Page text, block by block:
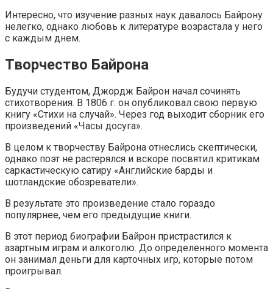
Интересно, что изучение разных наук давалось Байрону
нелегко, однако любовь к литературе возрастала у него
с каждым днем.
Творчество Байрона
Будучи студентом, Джордж Байрон начал сочинять
стихотворения. В 1806 г. он опубликовал свою первую
книгу «Стихи на случай». Через год выходит сборник его
произведений «Часы досуга».
В целом к творчеству Байрона отнеслись скептически,
однако поэт не растерялся и вскоре посвятил критикам
саркастическую сатиру «Английские барды и
шотландские обозреватели».
В результате это произведение стало гораздо
популярнее, чем его предыдущие книги.
В этот период биографии Байрон пристрастился к
азартным играм и алкоголю. До определенного момента
он занимал деньги для карточных игр, которые потом
проигрывал.